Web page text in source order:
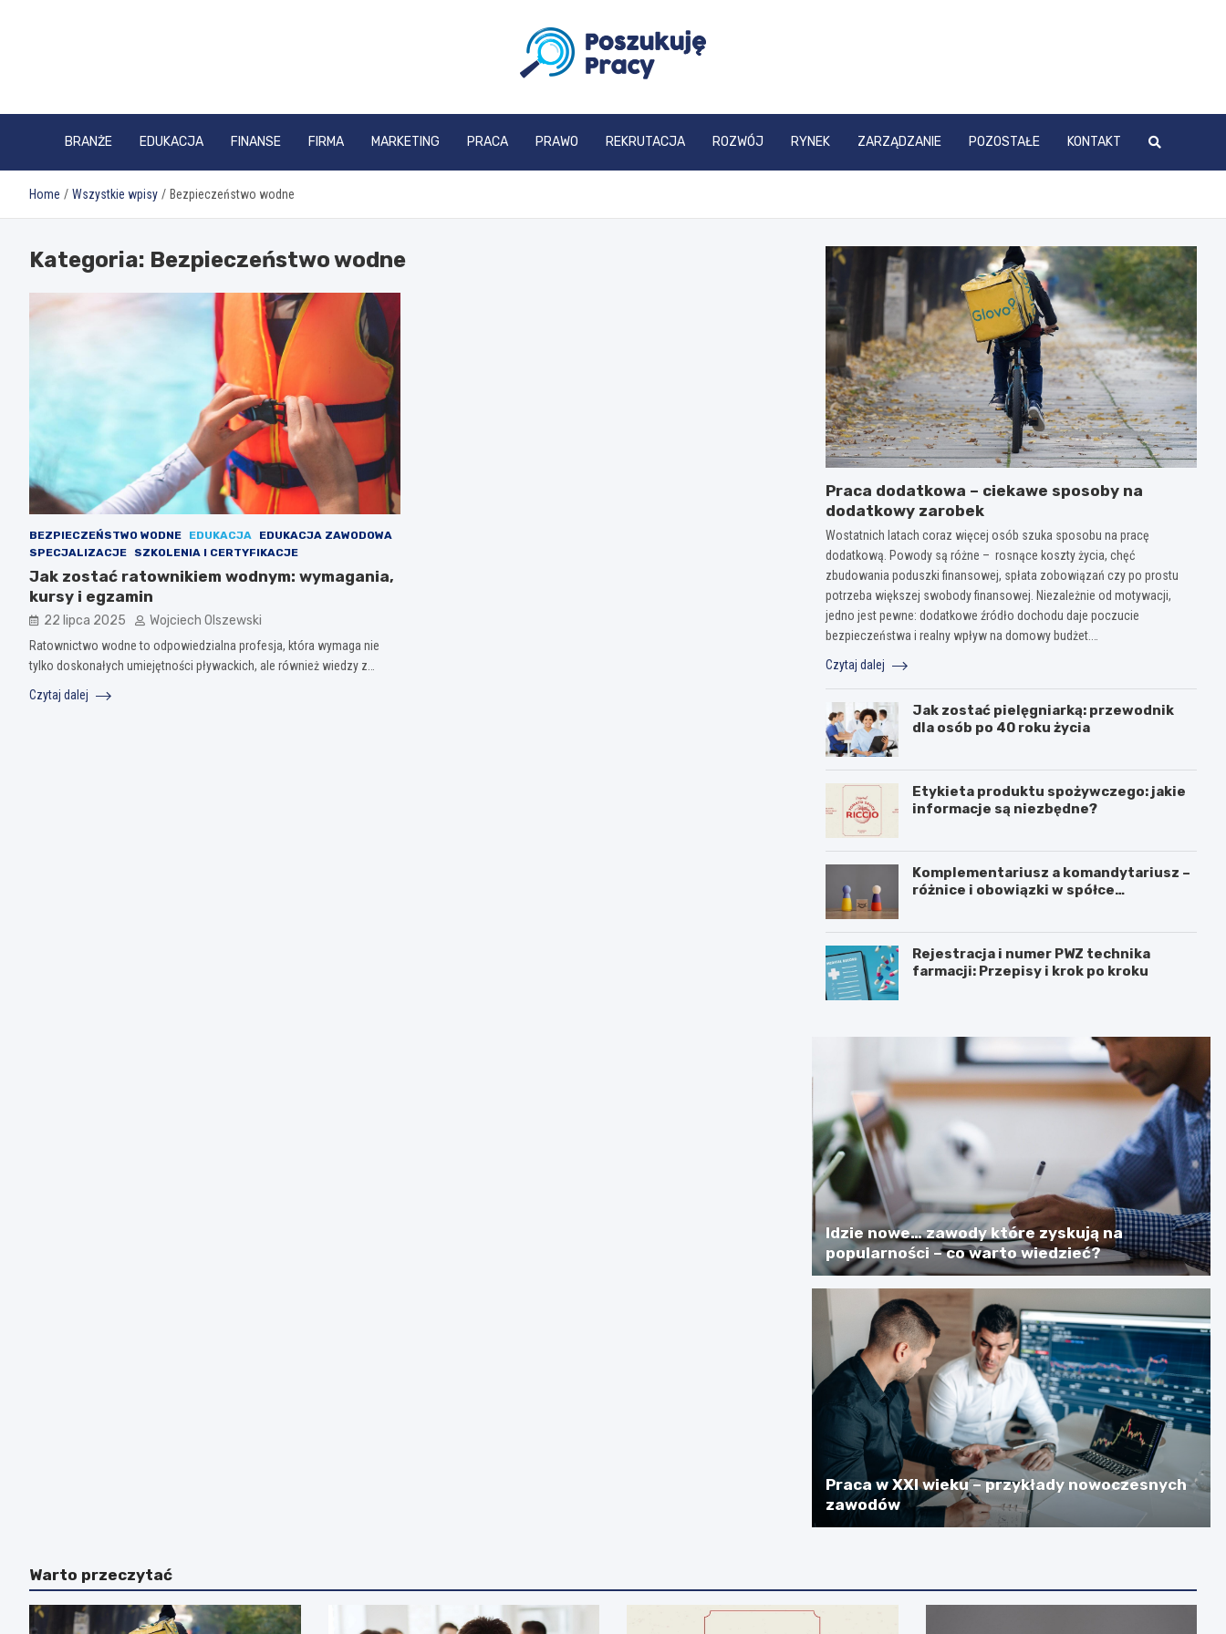
BRANŻE EDUKACJA FINANSE FIRMA MARKETING PRACA PRAWO REKRUTACJA ROZWÓJ RYNEK ZARZĄDZANIE POZOSTAŁE KONTAKT
Home Wszystkie wpisy Bezpieczeństwo wodne
Kategoria: Bezpieczeństwo wodne
BEZPIECZEŃSTWO WODNE EDUKACJA
EDUKACJA ZAWODOWA
SPECJALIZACJE
SZKOLENIA I CERTYFIKACJE
Jak zostać ratownikiem wodnym: wymagania,
kursy i egzamin
22 lipca 2025 Wojciech Olszewski
Ratownictwo wodne to odpowiedzialna profesja, która wymaga nie
tylko doskonałych umiejętności pływackich, ale również wiedzy z…
Czytaj dalej
Praca dodatkowa – ciekawe sposoby na
dodatkowy zarobek
Wostatnich latach coraz więcej osób szuka sposobu na pracę
dodatkową. Powody są różne – rosnące koszty życia, chęć
zbudowania poduszki finansowej, spłata zobowiązań czy po prostu
potrzeba większej swobody finansowej. Niezależnie od motywacji,
jedno jest pewne: dodatkowe źródło dochodu daje poczucie
bezpieczeństwa i realny wpływ na domowy budżet.…
Czytaj dalej
Jak zostać pielęgniarką: przewodnik
dla osób po 40 roku życia
Etykieta produktu spożywczego: jakie
informacje są niezbędne?
Komplementariusz a komandytariusz –
różnice i obowiązki w spółce
Rejestracja i numer PWZ technika
farmacji: Przepisy i krok po kroku
Idzie nowe… zawody które zyskują na
popularności – co warto wiedzieć?
Praca w XXI wieku – przykłady nowoczesnych
zawodów
Warto przeczytać